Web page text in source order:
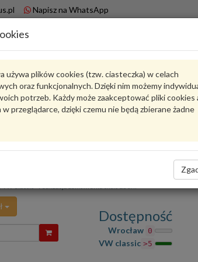
Napisz na WhatsApp
używa plików cookies (tzw. ciasteczka) w celach
oraz funkcjonalnych. Dzięki nim możemy
potrzeb. Każdy może zaakceptować pliki cookies
przeglądarce, dzięki czemu nie będą zbierane żadne
produktu
oceń produkt
o produkt
hose for VW Passat B5 8D2422893AK
Dostępność
Wrocław 0
VW classic >5